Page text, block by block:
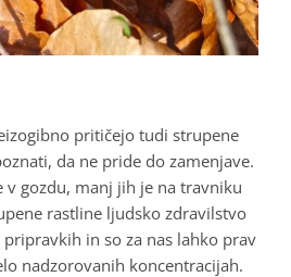
pritičejo tudi strupene
da ne pride do zamenjave.
v gozdu, manj jih je na travniku
rastline ljudsko zdravilstvo
in so za nas lahko prav
nadzorovanih koncentracijah.